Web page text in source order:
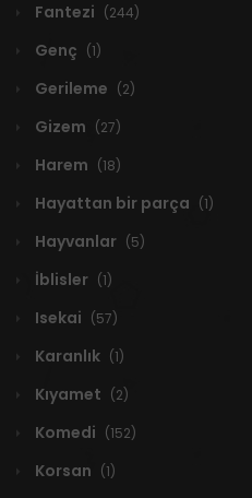
Fantezi (244)
Genç (1)
Gerileme (2)
Gizem (27)
Harem (18)
Hayattan bir parça (1)
Hayvanlar (5)
İblisler (1)
Isekai (57)
Karanlık (1)
Kıyamet (2)
Komedi (152)
Korsan (1)